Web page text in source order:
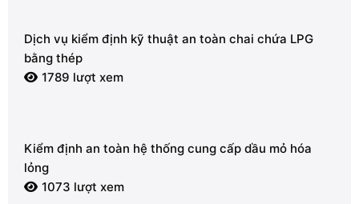
Dịch vụ kiểm định kỹ thuật an toàn chai chứa LPG
bằng thép
1789 lượt xem
Kiểm định an toàn hệ thống cung cấp dầu mỏ hóa
lỏng
1073 lượt xem